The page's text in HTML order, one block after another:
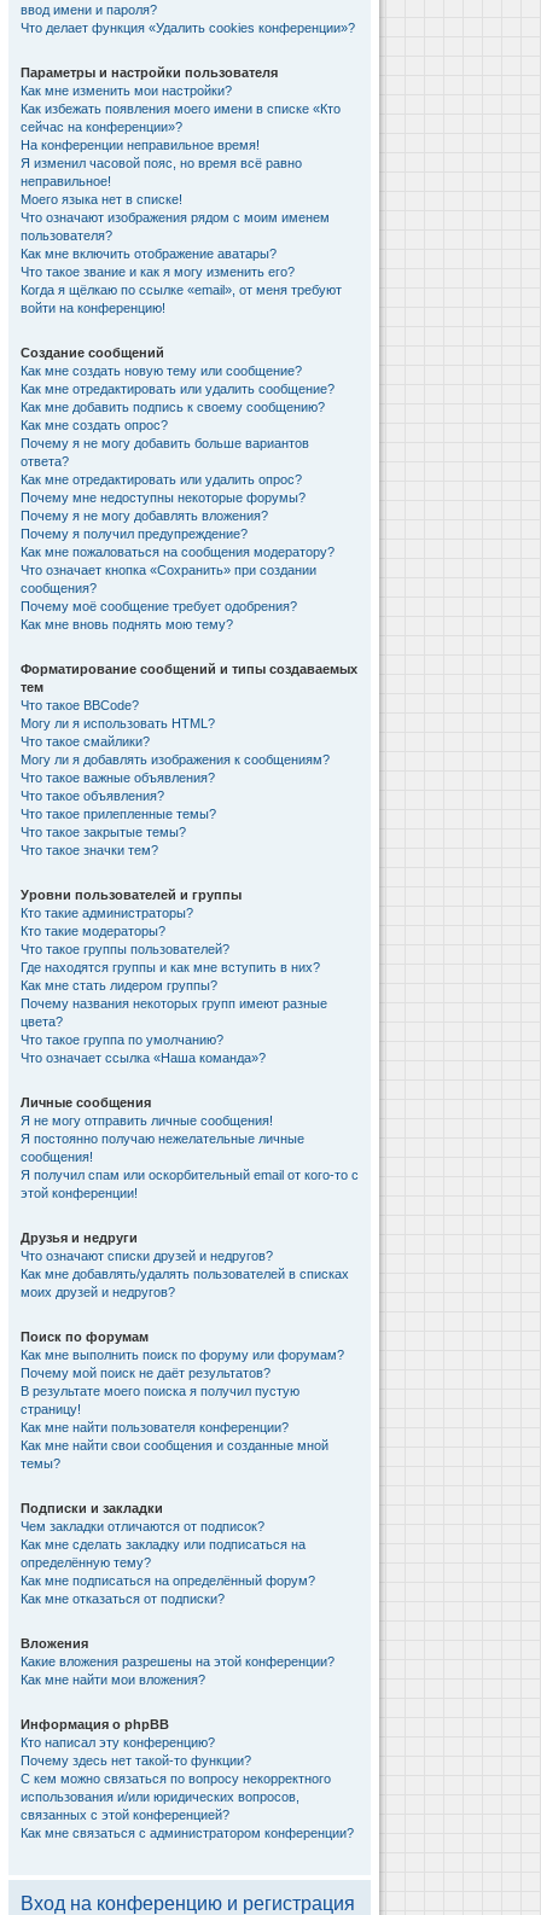
ввод имени и пароля?
Что делает функция «Удалить cookies конференции»?
Параметры и настройки пользователя
Как мне изменить мои настройки?
Как избежать появления моего имени в списке «Кто
сейчас на конференции»?
На конференции неправильное время!
Я изменил часовой пояс, но время всё равно
неправильное!
Моего языка нет в списке!
Что означают изображения рядом с моим именем
пользователя?
Как мне включить отображение аватары?
Что такое звание и как я могу изменить его?
Когда я щёлкаю по ссылке «email», от меня требуют
войти на конференцию!
Создание сообщений
Как мне создать новую тему или сообщение?
Как мне отредактировать или удалить сообщение?
Как мне добавить подпись к своему сообщению?
Как мне создать опрос?
Почему я не могу добавить больше вариантов
ответа?
Как мне отредактировать или удалить опрос?
Почему мне недоступны некоторые форумы?
Почему я не могу добавлять вложения?
Почему я получил предупреждение?
Как мне пожаловаться на сообщения модератору?
Что означает кнопка «Сохранить» при создании
сообщения?
Почему моё сообщение требует одобрения?
Как мне вновь поднять мою тему?
Форматирование сообщений и типы создаваемых
тем
Что такое BBCode?
Могу ли я использовать HTML?
Что такое смайлики?
Могу ли я добавлять изображения к сообщениям?
Что такое важные объявления?
Что такое объявления?
Что такое прилепленные темы?
Что такое закрытые темы?
Что такое значки тем?
Уровни пользователей и группы
Кто такие администраторы?
Кто такие модераторы?
Что такое группы пользователей?
Где находятся группы и как мне вступить в них?
Как мне стать лидером группы?
Почему названия некоторых групп имеют разные
цвета?
Что такое группа по умолчанию?
Что означает ссылка «Наша команда»?
Личные сообщения
Я не могу отправить личные сообщения!
Я постоянно получаю нежелательные личные
сообщения!
Я получил спам или оскорбительный email от кого-то с
этой конференции!
Друзья и недруги
Что означают списки друзей и недругов?
Как мне добавлять/удалять пользователей в списках
моих друзей и недругов?
Поиск по форумам
Как мне выполнить поиск по форуму или форумам?
Почему мой поиск не даёт результатов?
В результате моего поиска я получил пустую
страницу!
Как мне найти пользователя конференции?
Как мне найти свои сообщения и созданные мной
темы?
Подписки и закладки
Чем закладки отличаются от подписок?
Как мне сделать закладку или подписаться на
определённую тему?
Как мне подписаться на определённый форум?
Как мне отказаться от подписки?
Вложения
Какие вложения разрешены на этой конференции?
Как мне найти мои вложения?
Информация о phpBB
Кто написал эту конференцию?
Почему здесь нет такой-то функции?
С кем можно связаться по вопросу некорректного
использования и/или юридических вопросов,
связанных с этой конференцией?
Как мне связаться с администратором конференции?
Вход на конференцию и регистрация